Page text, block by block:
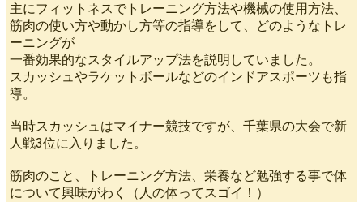
主にフィットネスでトレーニング方法や機械の使用方法、
筋肉の使い方や動かし方等の指導をして、どのようなトレ
ーニングが
一番効果的なスタイルアップ法を説明していました。
スカッシュやラケットボールなどのインドアスポーツも指
導。
当時スカッシュはマイナー競技ですが、千葉県の大会で新
人戦3位に入りました。
筋肉のこと、トレーニング方法、栄養など勉強する事で体
について興味がわく（人の体ってスゴイ！）